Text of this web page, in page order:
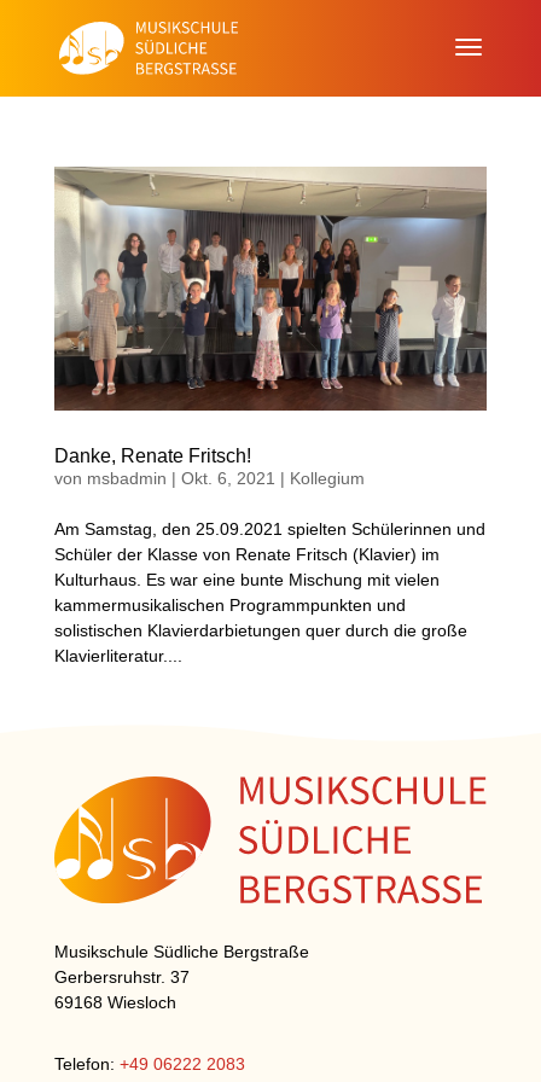
Danke, Renate Fritsch!
von msbadmin | Okt. 6, 2021 | Kollegium
Am Samstag, den 25.09.2021 spielten Schülerinnen und
Schüler der Klasse von Renate Fritsch (Klavier) im
Kulturhaus. Es war eine bunte Mischung mit vielen
kammermusikalischen Programmpunkten und
solistischen Klavierdarbietungen quer durch die große
Klavierliteratur....
Musikschule Südliche Bergstraße
Gerbersruhstr. 37
69168 Wiesloch
Telefon: +49 06222 2083